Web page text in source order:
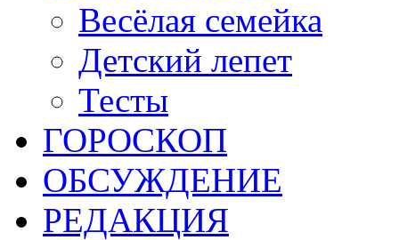
Весёлая семейка
Детский лепет
Тесты
ГОРОСКОП
ОБСУЖДЕНИЕ
РЕДАКЦИЯ